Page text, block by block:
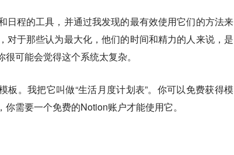
日程的工具，并通过我发现的最有效使用它们的方法来
对于那些认为最大化，他们的时间和精力的人来说，是
可能会觉得这个系统太复杂。
。我把它叫做“生活月度计划表”。你可以免费获得模
需要一个免费的Notion账户才能使用它。